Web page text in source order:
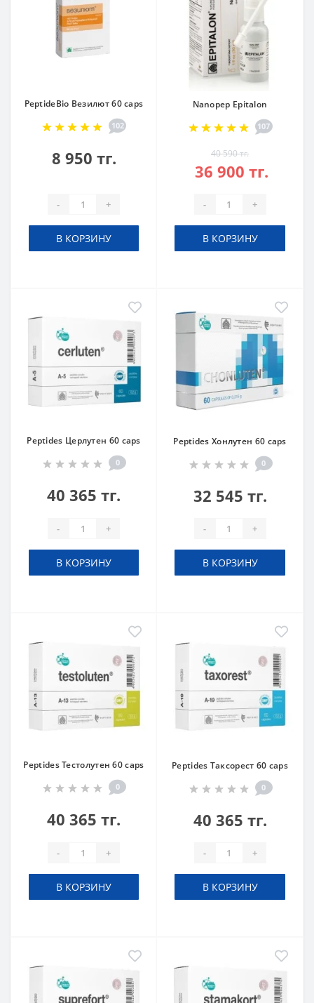
PeptideBio Везилют 60 caps
102
8 950 тг.
- +
В КОРЗИНУ
Nanopep Epitalon
107
40 590 тг.
36 900 тг.
- +
В КОРЗИНУ
Peptides Церлутен 60 caps
0
40 365 тг.
- +
В КОРЗИНУ
Peptides Хонлутен 60 caps
0
32 545 тг.
- +
В КОРЗИНУ
Peptides Тестолутен 60 caps
0
40 365 тг.
- +
В КОРЗИНУ
Peptides Таксорест 60 caps
0
40 365 тг.
- +
В КОРЗИНУ